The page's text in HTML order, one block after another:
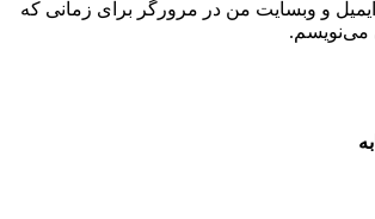
ایمیل و وبسایت من در مرورگر برای زمانی که
می‌نویسم.